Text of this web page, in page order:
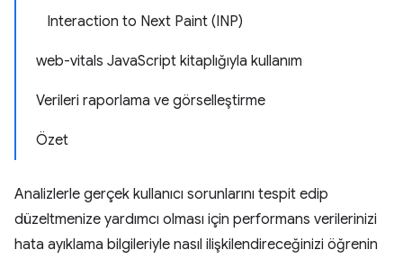
Interaction to Next Paint (INP)
web-vitals JavaScript kitaplığıyla kullanım
Verileri raporlama ve görselleştirme
Özet
Analizlerle gerçek kullanıcı sorunlarını tespit edip
düzeltmenize yardımcı olması için performans verilerinizi
hata ayıklama bilgileriyle nasıl ilişkilendireceğinizi öğrenin